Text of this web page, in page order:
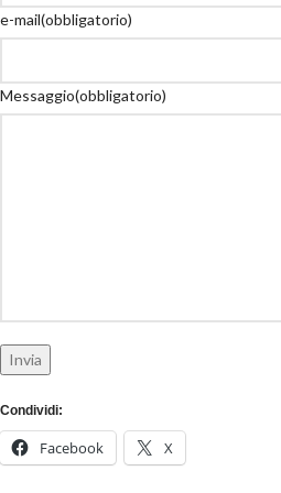
e-mail(obbligatorio)
Messaggio(obbligatorio)
Invia
Condividi:
Facebook X